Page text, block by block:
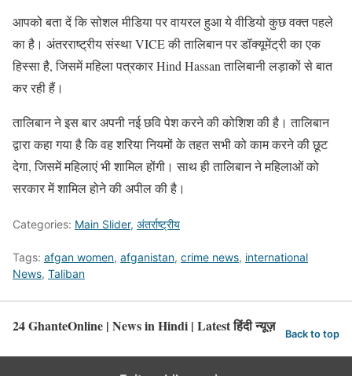
आपको बता दें कि सोशल मीडिया पर वायरल हुआ ये वीडियो कुछ वक्त पहले
का है। अंतरराष्ट्रीय संस्था VICE की तालिबान पर डॉक्यूमेंट्री का एक
हिस्सा है, जिसमें महिला पत्रकार Hind Hassan तालिबानी लड़ाकों से बात
कर रही हैं।
तालिबान ने इस बार अपनी नई छवि पेश करने की कोशिश की है। तालिबान
द्वारा कहा गया है कि वह शरिया नियमों के तहत सभी को काम करने की छूट
देगा, जिसमें महिलाएं भी शामिल होंगी। साथ ही तालिबान ने महिलाओं को
सरकार में शामिल होने की अपील की है।
Categories: Main Slider, अंतर्राष्ट्रीय
Tags: afgan women, afganistan, crime news, international
News, Taliban
24 GhanteOnline | News in Hindi | Latest हिंदी न्यूज़ Back to top